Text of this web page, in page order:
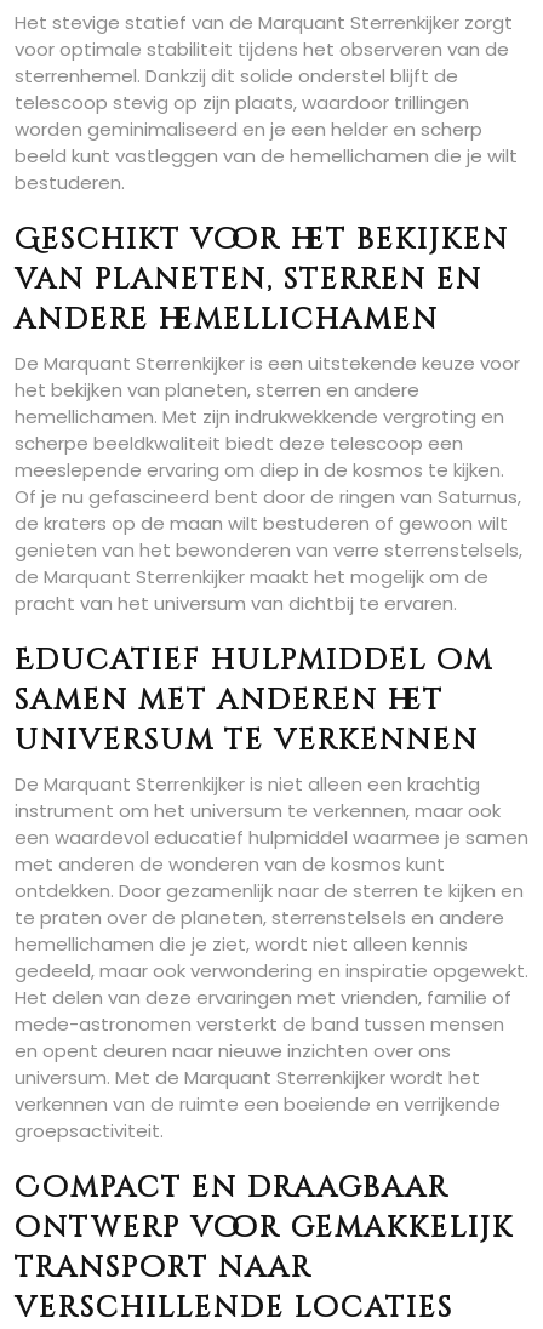
Het stevige statief van de Marquant Sterrenkijker zorgt
voor optimale stabiliteit tijdens het observeren van de
sterrenhemel. Dankzij dit solide onderstel blijft de
telescoop stevig op zijn plaats, waardoor trillingen
worden geminimaliseerd en je een helder en scherp
beeld kunt vastleggen van de hemellichamen die je wilt
bestuderen.
Geschikt voor het bekijken
van planeten, sterren en
andere hemellichamen
De Marquant Sterrenkijker is een uitstekende keuze voor
het bekijken van planeten, sterren en andere
hemellichamen. Met zijn indrukwekkende vergroting en
scherpe beeldkwaliteit biedt deze telescoop een
meeslepende ervaring om diep in de kosmos te kijken.
Of je nu gefascineerd bent door de ringen van Saturnus,
de kraters op de maan wilt bestuderen of gewoon wilt
genieten van het bewonderen van verre sterrenstelsels,
de Marquant Sterrenkijker maakt het mogelijk om de
pracht van het universum van dichtbij te ervaren.
Educatief hulpmiddel om
samen met anderen het
universum te verkennen
De Marquant Sterrenkijker is niet alleen een krachtig
instrument om het universum te verkennen, maar ook
een waardevol educatief hulpmiddel waarmee je samen
met anderen de wonderen van de kosmos kunt
ontdekken. Door gezamenlijk naar de sterren te kijken en
te praten over de planeten, sterrenstelsels en andere
hemellichamen die je ziet, wordt niet alleen kennis
gedeeld, maar ook verwondering en inspiratie opgewekt.
Het delen van deze ervaringen met vrienden, familie of
mede-astronomen versterkt de band tussen mensen
en opent deuren naar nieuwe inzichten over ons
universum. Met de Marquant Sterrenkijker wordt het
verkennen van de ruimte een boeiende en verrijkende
groepsactiviteit.
Compact en draagbaar
ontwerp voor gemakkelijk
transport naar
verschillende locaties